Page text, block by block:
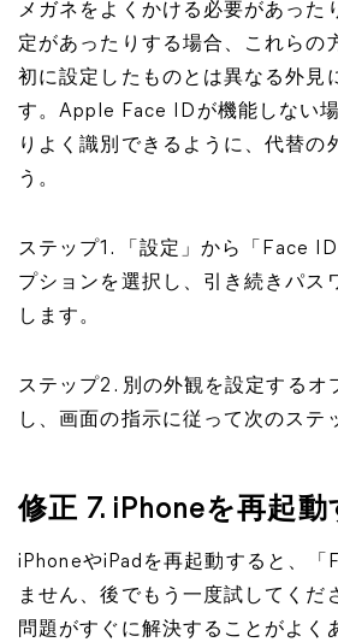
メガネをよくかける必要があった
定があったりする場合、これらの
初に設定したものとは異なる外見
す。Apple Face IDが機能しない
りよく識別できるように、代替の
う。
ステップ1. 「設定」から「Face
プションを選択し、引き続きパス
します。
ステップ2. 別の外観を設定するオ
し、画面の指示に従って次のステ
修正 7. iPhoneを再起動
iPhoneやiPadを再起動すると、「
ません、後でもう一度試してくだ
問題がすぐに解決することがよく